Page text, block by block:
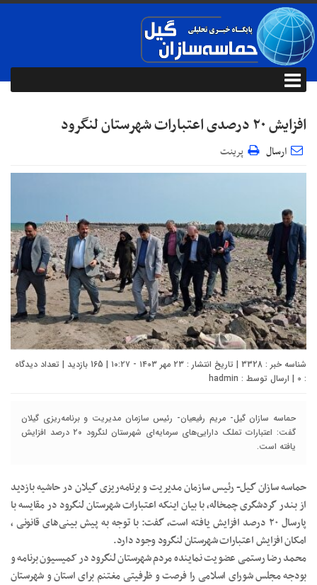
افزایش ۲۰ درصدی اعتبارات شهرستان لنگرود
ارسال پرینت
شناسه خبر : 3328 | تاریخ انتشار : ۲۳ مهر ۱۴۰۳ - ۱۰:۲۷ | 165 بازدید | تعداد دیدگاه
:
0 | ارسال توسط : hadmin
حماسه سازان گیل- مریم رفیعیان- رئیس سازمان مدیریت و برنامه‌ریزی گیلان
گفت: اعتبارات تملک دارایی‌های سرمایه‌ای شهرستان لنگرود ۲۰ درصد افزایش
یافته است.
حماسه سازان گیل- رئیس سازمان مدیریت و برنامه‌ریزی گیلان در حاشیه بازدید
از بندر گردشگری چمخاله، با بیان اینکه اعتبارات شهرستان لنگرود در مقایسه با
پارسال ۲۰ درصد افزایش یافته است، گفت: با توجه به پیش بینی‌های قانونی ،
امکان افزایش اعتبارات شهرستان لنگرود وجود دارد.
محمد رضا رستمی عضویت نماینده مردم شهرستان لنگرود در کمیسیون برنامه و
بودجه مجلس شورای اسلامی را فرصت و ظرفیتی مغتنم برای استان و شهرستان